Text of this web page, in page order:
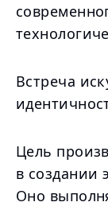
Встреча
Цель
в создании
Оно